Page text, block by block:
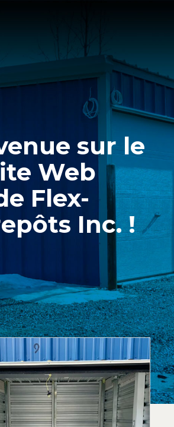
sur le
Web
Flex-
Inc. !